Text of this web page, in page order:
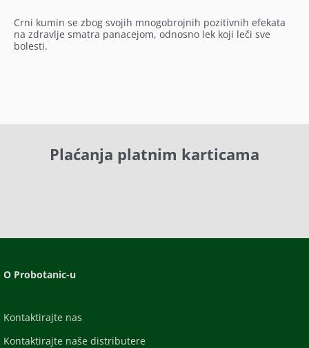
Crni kumin se zbog svojih mnogobrojnih pozitivnih efekata
na zdravlje smatra panacejom, odnosno lek koji leči sve
bolesti.
Plaćanja platnim karticama
O Probotanic-u
Kontaktirajte nas
Kontaktirajte naše distributere